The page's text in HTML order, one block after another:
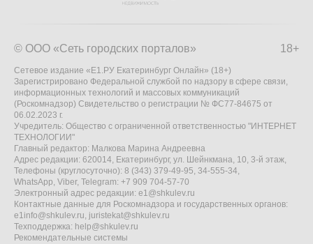
18+
© ООО «Сеть городских порталов»
Сетевое издание «Е1.РУ Екатеринбург Онлайн» (18+)
Зарегистрировано Федеральной службой по надзору в сфере связи,
информационных технологий и массовых коммуникаций
(Роскомнадзор) Свидетельство о регистрации № ФС77-84675 от
06.02.2023 г.
Учредитель: Общество с ограниченной ответственностью "ИНТЕРНЕТ
ТЕХНОЛОГИИ"
Главный редактор: Малкова Марина Андреевна
Адрес редакции: 620014, Екатеринбург, ул. Шейнкмана, 10, 3-й этаж,
Телефоны (круглосуточно): 8 (343) 379-49-95, 34-555-34,
WhatsApp, Viber, Telegram: +7 909 704-57-70
Электронный адрес редакции: e1@shkulev.ru
Контактные данные для Роскомнадзора и государственных органов:
e1info@shkulev.ru, juristekat@shkulev.ru
Техподдержка: help@shkulev.ru
Рекомендательные системы